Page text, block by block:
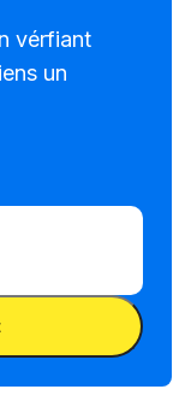
vérfiant
un